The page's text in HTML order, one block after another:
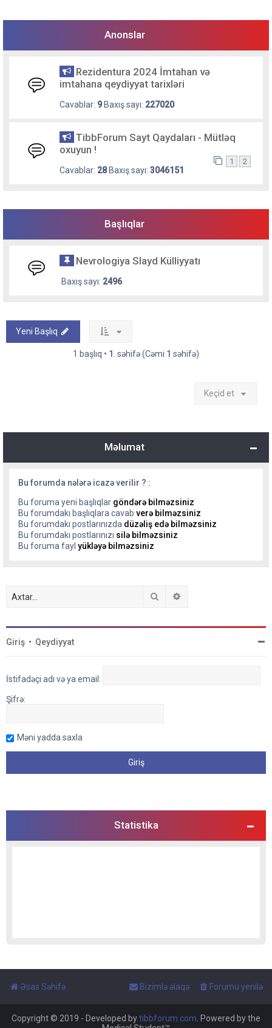
Anonslar
Rezidentura 2024 İmtahan və
imtahana qeydiyyat tarixləri
Cavablar: 9Baxış sayı: 227020
TibbForum Sayt Qaydaları - Mütləq
oxuyun !
Cavablar: 28Baxış sayı: 3046151
1 2
Başlıqlar
Nevrologiya Slayd Külliyyatı
Baxış sayı: 2496
Yeni Başlıq
1 başlıq • 1 . səhifə (Cəmi 1 səhifə)
Keçid et
Məlumat
Bu forumda nələrə icazə verilir ? :
Bu foruma yeni başlıqlar göndərə bilməzsiniz
Bu forumdakı başlıqlara cavab verə bilməzsiniz
Bu forumdakı postlarınızda düzəliş edə bilməzsiniz
Bu forumdakı postlarınızı silə bilməzsiniz
Bu foruma fayl yükləyə bilməzsiniz
Axtar
Giriş • Qeydiyyat
İstifadəçi adı və ya email:
Şifrə:
Məni yadda saxla
Statistika
Əsas Səhifə Forumu yenilə
Bizimlə əlaqə
Copyright © 2019 - Developed bytibbforum.com . Powered by the